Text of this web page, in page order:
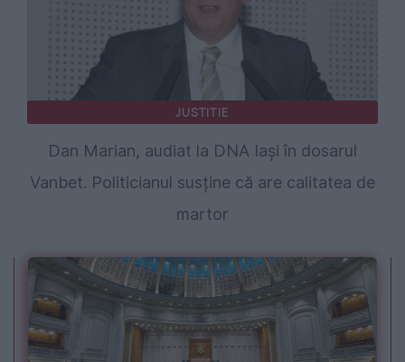
JUSTITIE
Dan Marian, audiat la DNA Iași în dosarul
Vanbet. Politicianul susține că are calitatea de
martor